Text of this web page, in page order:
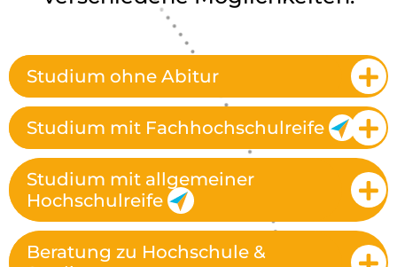
Studium ohne Abitur
Studium mit Fachhochschulreife
Studium mit allgemeiner
Hochschulreife
Beratung zu Hochschule &